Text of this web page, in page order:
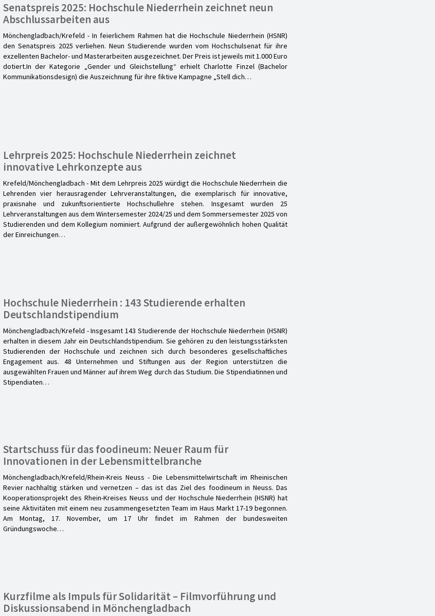
Senatspreis 2025: Hochschule Niederrhein zeichnet neun
Abschlussarbeiten aus
Mönchengladbach/Krefeld - In feierlichem Rahmen hat die Hochschule Niederrhein (HSNR)
den Senatspreis 2025 verliehen. Neun Studierende wurden vom Hochschulsenat für ihre
exzellenten Bachelor- und Masterarbeiten ausgezeichnet. Der Preis ist jeweils mit 1.000 Euro
dotiert.In der Kategorie „Gender und Gleichstellung“ erhielt Charlotte Finzel (Bachelor
Kommunikationsdesign) die Auszeichnung für ihre fiktive Kampagne „Stell dich…
Lehrpreis 2025: Hochschule Niederrhein zeichnet
innovative Lehrkonzepte aus
Krefeld/Mönchengladbach - Mit dem Lehrpreis 2025 würdigt die Hochschule Niederrhein die
Lehrenden vier herausragender Lehrveranstaltungen, die exemplarisch für innovative,
praxisnahe und zukunftsorientierte Hochschullehre stehen. Insgesamt wurden 25
Lehrveranstaltungen aus dem Wintersemester 2024/25 und dem Sommersemester 2025 von
Studierenden und dem Kollegium nominiert. Aufgrund der außergewöhnlich hohen Qualität
der Einreichungen…
Hochschule Niederrhein : 143 Studierende erhalten
Deutschlandstipendium
Mönchengladbach/Krefeld - Insgesamt 143 Studierende der Hochschule Niederrhein (HSNR)
erhalten in diesem Jahr ein Deutschlandstipendium. Sie gehören zu den leistungsstärksten
Studierenden der Hochschule und zeichnen sich durch besonderes gesellschaftliches
Engagement aus. 48 Unternehmen und Stiftungen aus der Region unterstützen die
ausgewählten Frauen und Männer auf ihrem Weg durch das Studium. Die Stipendiatinnen und
Stipendiaten…
Startschuss für das foodineum: Neuer Raum für
Innovationen in der Lebensmittelbranche
Mönchengladbach/Krefeld/Rhein-Kreis Neuss - Die Lebensmittelwirtschaft im Rheinischen
Revier nachhaltig stärken und vernetzen – das ist das Ziel des foodineum in Neuss. Das
Kooperationsprojekt des Rhein-Kreises Neuss und der Hochschule Niederrhein (HSNR) hat
seine Aktivitäten mit einem neu zusammengesetzten Team im Haus Markt 17-19 begonnen.
Am Montag, 17. November, um 17 Uhr findet im Rahmen der bundesweiten
Gründungswoche…
Kurzfilme als Impuls für Solidarität – Filmvorführung und
Diskussionsabend in Mönchengladbach